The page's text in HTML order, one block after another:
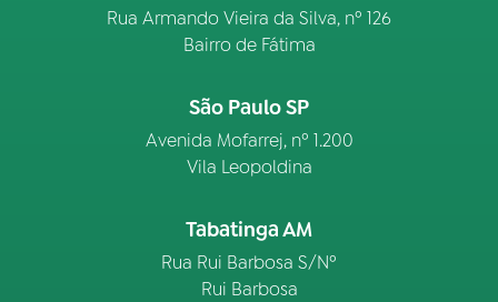
Rua Armando Vieira da Silva, nº 126
Bairro de Fátima
São Paulo SP
Avenida Mofarrej, nº 1.200
Vila Leopoldina
Tabatinga AM
Rua Rui Barbosa S/Nº
Rui Barbosa